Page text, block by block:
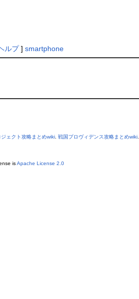
ルプ] smartphone
ェクト攻略まとめwiki. 戦国プロヴィデンス攻略まとめwiki.
isApache License 2.0